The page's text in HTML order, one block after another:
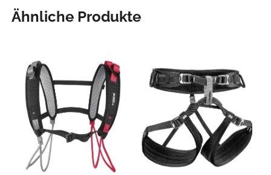
Ähnliche Produkte